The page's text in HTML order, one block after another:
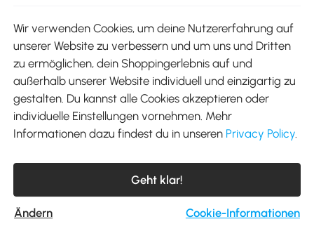
Aosom-App
Google Play
Tel.: +49 40 87408465
kontakt@aosom.de
Telefonservice Mo.-Fr. 9:00-17:30 Uhr
MH Handel GmbH, Wendenstraße 309, 20537 Hamburg
Wir verwenden Cookies, um deine Nutzererfahrung auf
unserer Website zu verbessern und um uns und Dritten
zu ermöglichen, dein Shoppingerlebnis auf und
außerhalb unserer Website individuell und einzigartig zu
gestalten. Du kannst alle Cookies akzeptieren oder
individuelle Einstellungen vornehmen. Mehr
Informationen dazu findest du in unseren Privacy Policy.
Geht klar!
Ändern Cookie-Informationen